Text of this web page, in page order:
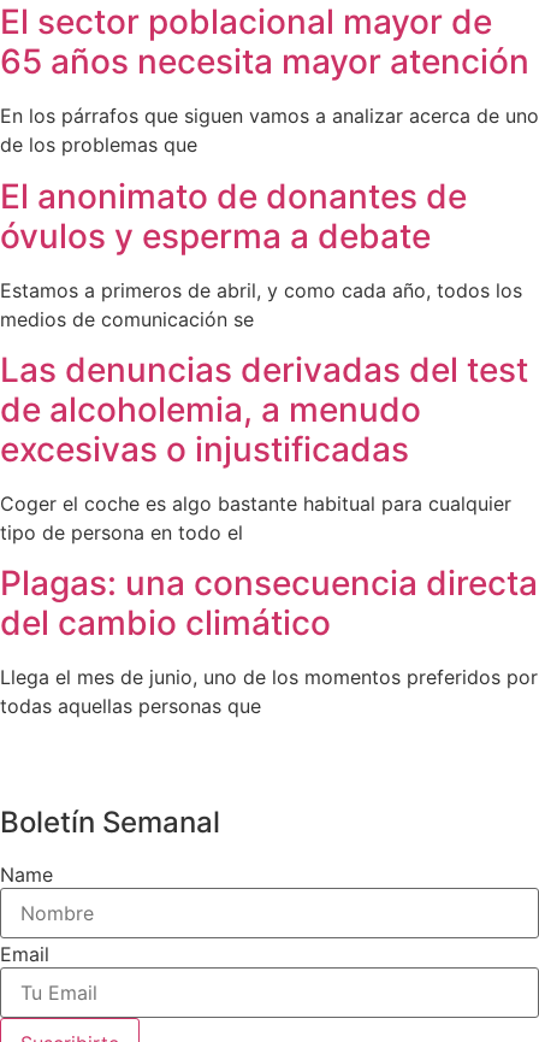
El sector poblacional mayor de
65 años necesita mayor atención
En los párrafos que siguen vamos a analizar acerca de uno
de los problemas que
El anonimato de donantes de
óvulos y esperma a debate
Estamos a primeros de abril, y como cada año, todos los
medios de comunicación se
Las denuncias derivadas del test
de alcoholemia, a menudo
excesivas o injustificadas
Coger el coche es algo bastante habitual para cualquier
tipo de persona en todo el
Plagas: una consecuencia directa
del cambio climático
Llega el mes de junio, uno de los momentos preferidos por
todas aquellas personas que
Boletín Semanal
Name
Email